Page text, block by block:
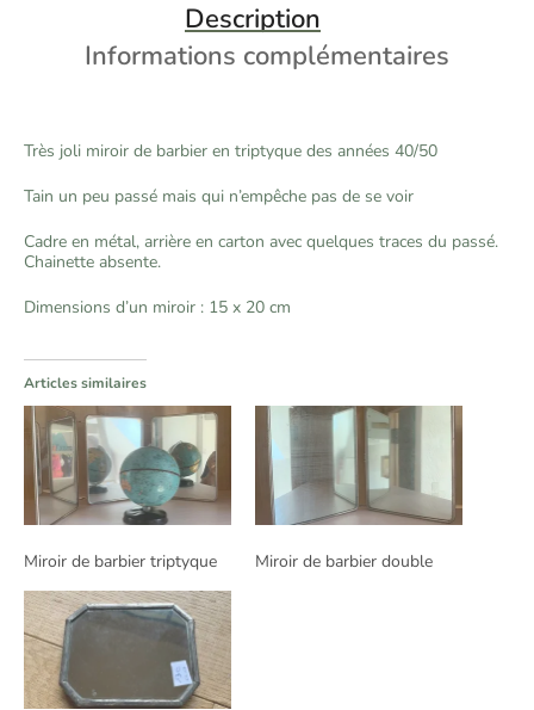
Description
Informations complémentaires
Très joli miroir de barbier en triptyque des années 40/50
Tain un peu passé mais qui n’empêche pas de se voir
Cadre en métal, arrière en carton avec quelques traces du passé.
Chainette absente.
Dimensions d’un miroir : 15 x 20 cm
Articles similaires
Miroir de barbier triptyque Miroir de barbier double